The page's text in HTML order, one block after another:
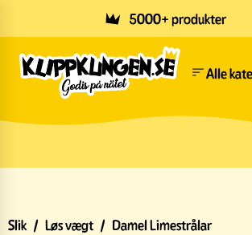
5000+ produkter
Alle
Slik / Løs vægt / Damel Limestrålar